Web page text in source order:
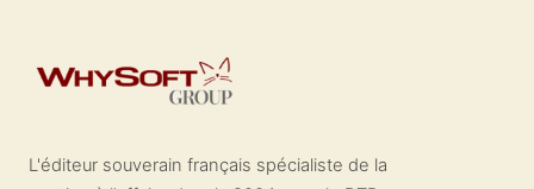
L'éditeur souverain français spécialiste de la